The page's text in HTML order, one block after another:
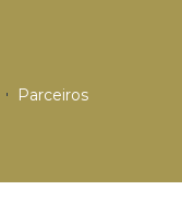
Parceiros